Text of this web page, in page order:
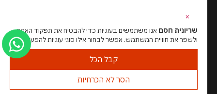
האתר מנוהל ע”י גאו מדיהסוכנות דיגיטל
×
שריונית חסם אנו משתמשים בעוגיות כדי להבטיח את תפקוד האתר
ולשפר את חוויית המשתמש. אפשר לבחור אילו סוגי עוגיות להפעיל.
קבל הכל
הסר לא הכרחיות